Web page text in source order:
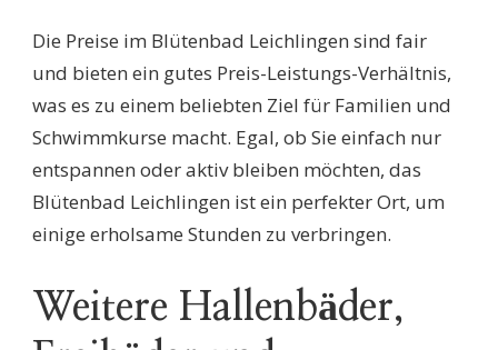
Die Preise im Blütenbad Leichlingen sind fair
und bieten ein gutes Preis-Leistungs-Verhältnis,
was es zu einem beliebten Ziel für Familien und
Schwimmkurse macht. Egal, ob Sie einfach nur
entspannen oder aktiv bleiben möchten, das
Blütenbad Leichlingen ist ein perfekter Ort, um
einige erholsame Stunden zu verbringen.
Weitere Hallenbäder,